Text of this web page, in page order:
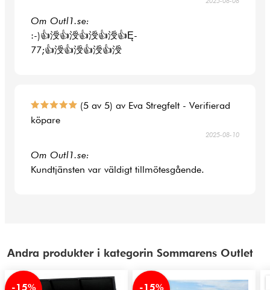
Om Outl1.se:
:-)👍涭👍涭👍涭👍涭👍Ę-
77;👍涭👍涭👍涭👍涭
(5 av 5) av Eva Stregfelt - Verifierad
köpare
2025-08-10
Om Outl1.se:
Kundtjänsten var väldigt tillmötesgående.
Andra produkter i kategorin Sommarens Outlet
-15% -15%